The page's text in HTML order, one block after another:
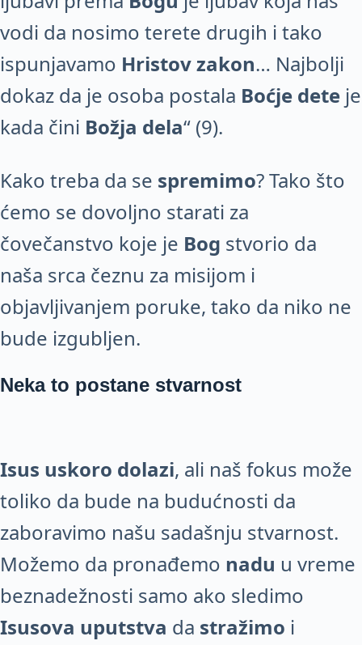
vodi da nosimo terete drugih i tako
ispunjavamo Hristov zakon… Najbolji
dokaz da je osoba postala Boćje dete je
kada čini Božja dela“ (9).
Kako treba da se spremimo? Tako što
ćemo se dovoljno starati za
čovečanstvo koje je Bog stvorio da
naša srca čeznu za misijom i
objavljivanjem poruke, tako da niko ne
bude izgubljen.
Neka to postane stvarnost
Isus uskoro dolazi, ali naš fokus može
toliko da bude na budućnosti da
zaboravimo našu sadašnju stvarnost.
Možemo da pronađemo nadu u vreme
beznadežnosti samo ako sledimo
Isusova uputstva da stražimo i